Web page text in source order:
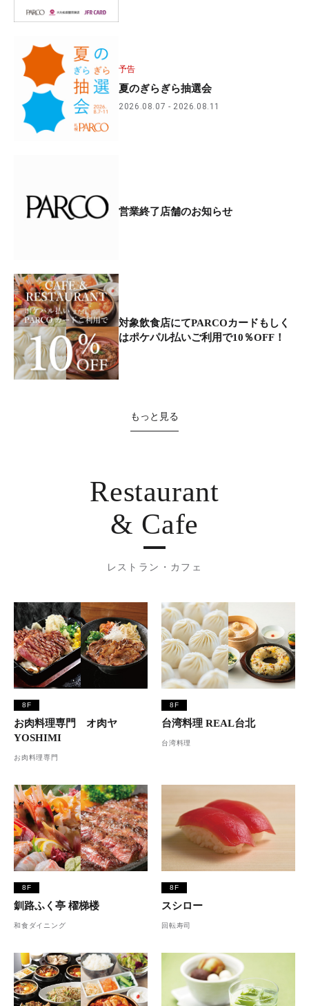
予告
夏のぎらぎら抽選会
2026.08.07 2026.08.11
営業終了店舗のお知らせ
対象飲食店にてPARCOカードもしく
はポケパル払いご利用で10％OFF！
もっと見る
Restaurant
& Cafe
レストラン・カフェ
8F
お肉料理専門 オ肉ヤ
YOSHIMI
お肉料理専門
8F
台湾料理 REAL台北
台湾料理
8F
釧路ふく亭 櫂梯楼
和食ダイニング
8F
スシロー
回転寿司